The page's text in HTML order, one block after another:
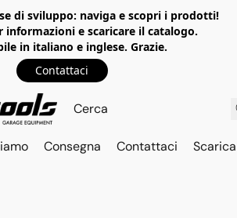
di sviluppo: naviga e scopri i prodotti!
informazioni e scaricare il catalogo.
in italiano e inglese. Grazie.
Contattaci
Consegna Contattaci Scarica